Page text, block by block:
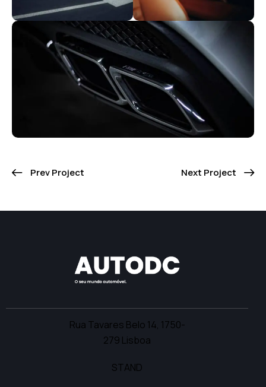
Prev Project Next Project
Rua Tavares Belo 14, 1750-
279 Lisboa
STAND